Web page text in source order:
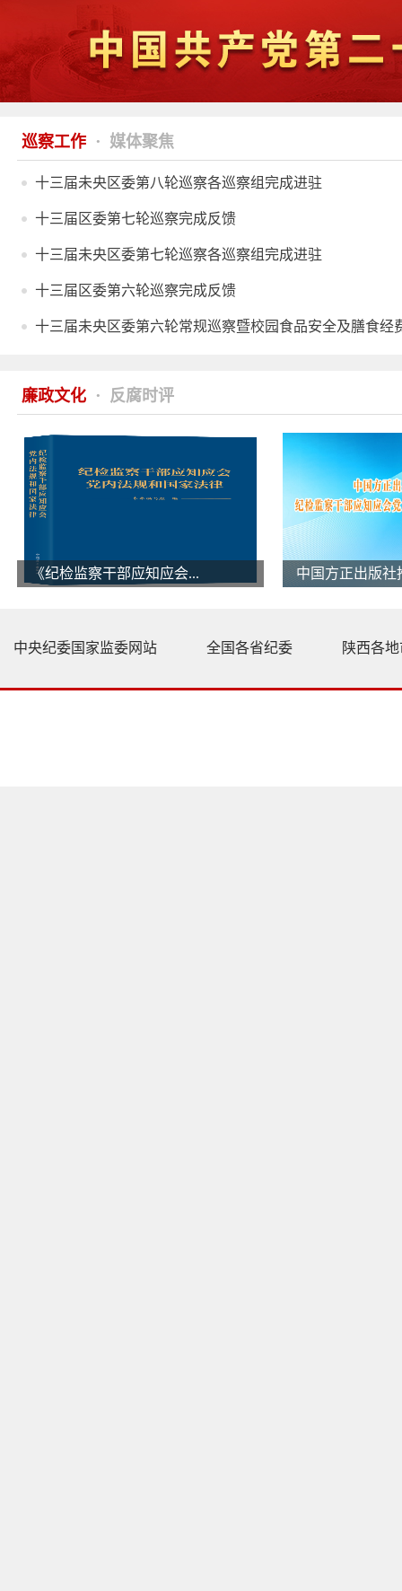
巡察工作 · 媒体聚焦
十三届未央区委第八轮巡察各巡察组完成进驻
十三届区委第七轮巡察完成反馈
十三届未央区委第七轮巡察各巡察组完成进驻
十三届区委第六轮巡察完成反馈
十三届未央区委第六轮常规巡察暨校园食品安全及膳食经
廉政文化 · 反腐时评
《纪检监察干部应知应会... 中国方正出版社
中央纪委国家监委网站 全国各省纪委 陕西各